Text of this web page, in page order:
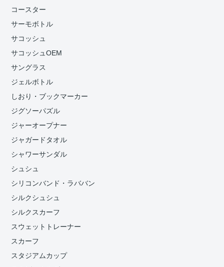
コースター
サーモボトル
サコッシュ
サコッシュOEM
サングラス
ジェルボトル
しおり・ブックマーカー
ジグソーパズル
ジャーオープナー
ジャガードタオル
シャワーサンダル
シュシュ
シリコンバンド・ラババン
シルクシュシュ
シルクスカーフ
スウェットトレーナー
スカーフ
スタジアムカップ